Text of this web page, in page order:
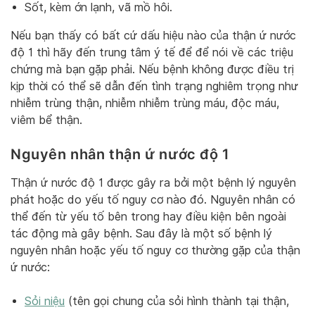
Sốt, kèm ớn lạnh, vã mồ hôi.
Nếu bạn thấy có bất cứ dấu hiệu nào của thận ứ nước
độ 1 thì hãy đến trung tâm ý tế để để nói về các triệu
chứng mà bạn gặp phải. Nếu bệnh không được điều trị
kịp thời có thể sẽ dẫn đến tình trạng nghiêm trọng như
nhiễm trùng thận, nhiễm nhiễm trùng máu, độc máu,
viêm bể thận.
Nguyên nhân thận ứ nước độ 1
Thận ứ nước độ 1 được gây ra bởi một bệnh lý nguyên
phát hoặc do yếu tố nguy cơ nào đó. Nguyên nhân có
thể đến từ yếu tố bên trong hay điều kiện bên ngoài
tác động mà gây bệnh. Sau đây là một số bệnh lý
nguyên nhân hoặc yếu tố nguy cơ thường gặp của thận
ứ nước:
Sỏi niệu (tên gọi chung của sỏi hình thành tại thận,